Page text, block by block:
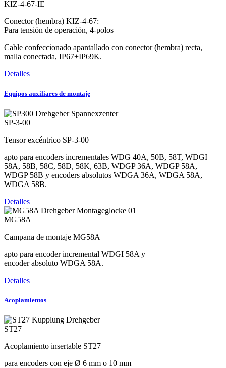
KIZ-4-67-IE
Conector (hembra) KIZ-4-67:
Para tensión de operación, 4-polos
Cable confeccionado apantallado con conector (hembra) recta,
malla conectada, IP67+IP69K.
Detalles
Equipos auxiliares de montaje
SP-3-00
Tensor excéntrico SP-3-00
apto para encoders incrementales WDG 40A, 50B, 58T, WDGI
58A, 58B, 58C, 58D, 58K, 63B, WDGP 36A, WDGP 58A,
WDGP 58B y encoders absolutos WDGA 36A, WDGA 58A,
WDGA 58B.
Detalles
MG58A
Campana de montaje MG58A
apto para encoder incremental WDGI 58A y
encoder absoluto WDGA 58A.
Detalles
Acoplamientos
ST27
Acoplamiento insertable ST27
para encoders con eje Ø 6 mm o 10 mm